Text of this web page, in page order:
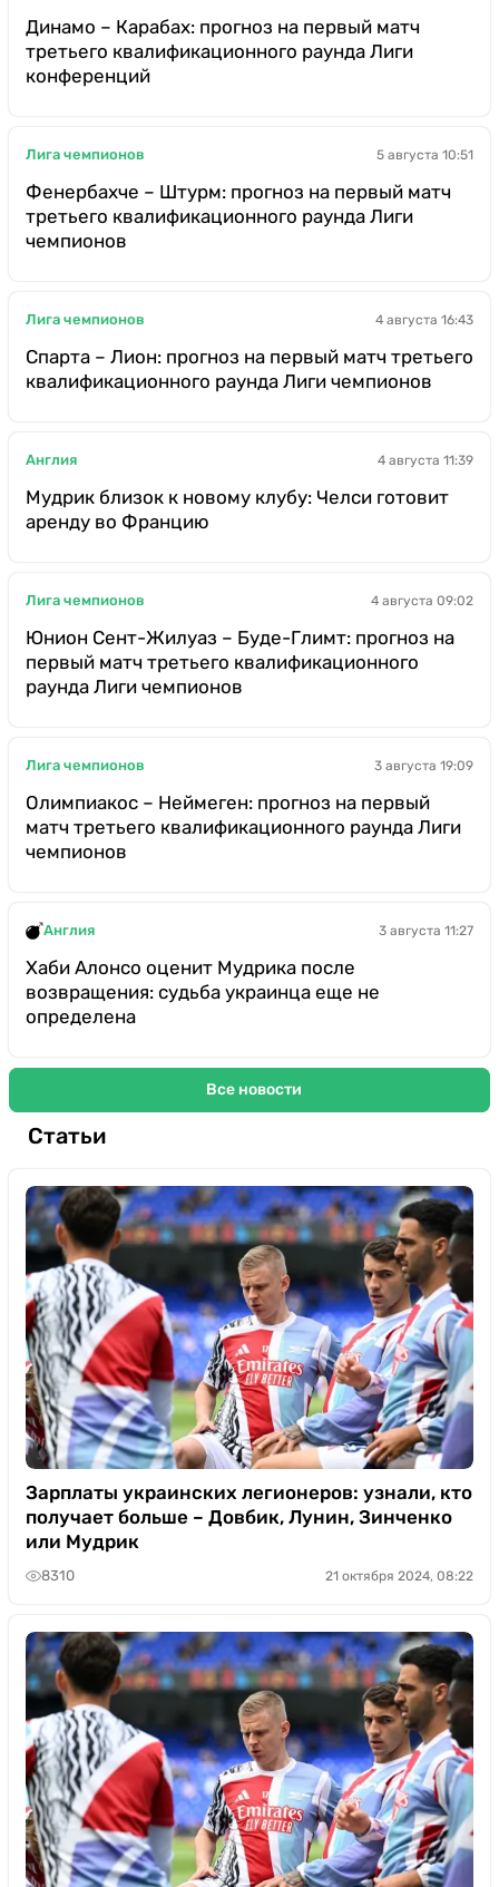
Динамо – Карабах: прогноз на первый матч
третьего квалификационного раунда Лиги
конференций
Лига чемпионов 5 августа 10:51
Фенербахче – Штурм: прогноз на первый матч
третьего квалификационного раунда Лиги
чемпионов
Лига чемпионов 4 августа 16:43
Спарта – Лион: прогноз на первый матч третьего
квалификационного раунда Лиги чемпионов
Англия 4 августа 11:39
Мудрик близок к новому клубу: Челси готовит
аренду во Францию
Лига чемпионов 4 августа 09:02
Юнион Сент-Жилуаз – Буде-Глимт: прогноз на
первый матч третьего квалификационного
раунда Лиги чемпионов
Лига чемпионов 3 августа 19:09
Олимпиакос – Неймеген: прогноз на первый
матч третьего квалификационного раунда Лиги
чемпионов
Англия 3 августа 11:27
Хаби Алонсо оценит Мудрика после
возвращения: судьба украинца еще не
определена
Все новости
Статьи
Зарплаты украинских легионеров: узнали, кто
получает больше – Довбик, Лунин, Зинченко
или Мудрик
8310 21 октября 2024, 08:22